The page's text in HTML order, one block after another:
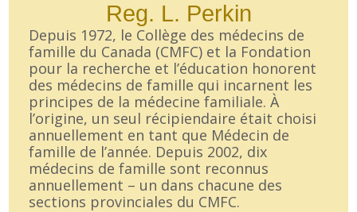
Reg. L. Perkin
Depuis 1972, le Collège des médecins de
famille du Canada (CMFC) et la Fondation
pour la recherche et l’éducation honorent
des médecins de famille qui incarnent les
principes de la médecine familiale. À
l’origine, un seul récipiendaire était choisi
annuellement en tant que Médecin de
famille de l’année. Depuis 2002, dix
médecins de famille sont reconnus
annuellement – un dans chacune des
sections provinciales du CMFC.